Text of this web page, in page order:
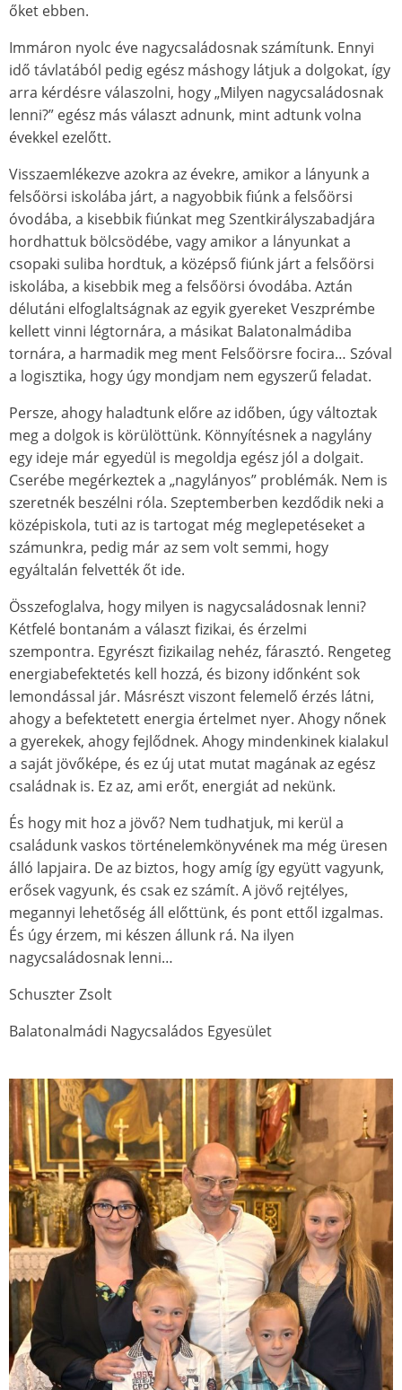
őket ebben.
Immáron nyolc éve nagycsaládosnak számítunk. Ennyi
idő távlatából pedig egész máshogy látjuk a dolgokat, így
arra kérdésre válaszolni, hogy „Milyen nagycsaládosnak
lenni?” egész más választ adnunk, mint adtunk volna
évekkel ezelőtt.
Visszaemlékezve azokra az évekre, amikor a lányunk a
felsőörsi iskolába járt, a nagyobbik fiúnk a felsőörsi
óvodába, a kisebbik fiúnkat meg Szentkirályszabadjára
hordhattuk bölcsödébe, vagy amikor a lányunkat a
csopaki suliba hordtuk, a középső fiúnk járt a felsőörsi
iskolába, a kisebbik meg a felsőörsi óvodába. Aztán
délutáni elfoglaltságnak az egyik gyereket Veszprémbe
kellett vinni légtornára, a másikat Balatonalmádiba
tornára, a harmadik meg ment Felsőörsre focira… Szóval
a logisztika, hogy úgy mondjam nem egyszerű feladat.
Persze, ahogy haladtunk előre az időben, úgy változtak
meg a dolgok is körülöttünk. Könnyítésnek a nagylány
egy ideje már egyedül is megoldja egész jól a dolgait.
Cserébe megérkeztek a „nagylányos” problémák. Nem is
szeretnék beszélni róla. Szeptemberben kezdődik neki a
középiskola, tuti az is tartogat még meglepetéseket a
számunkra, pedig már az sem volt semmi, hogy
egyáltalán felvették őt ide.
Összefoglalva, hogy milyen is nagycsaládosnak lenni?
Kétfelé bontanám a választ fizikai, és érzelmi
szempontra. Egyrészt fizikailag nehéz, fárasztó. Rengeteg
energiabefektetés kell hozzá, és bizony időnként sok
lemondással jár. Másrészt viszont felemelő érzés látni,
ahogy a befektetett energia értelmet nyer. Ahogy nőnek
a gyerekek, ahogy fejlődnek. Ahogy mindenkinek kialakul
a saját jövőképe, és ez új utat mutat magának az egész
családnak is. Ez az, ami erőt, energiát ad nekünk.
És hogy mit hoz a jövő? Nem tudhatjuk, mi kerül a
családunk vaskos történelemkönyvének ma még üresen
álló lapjaira. De az biztos, hogy amíg így együtt vagyunk,
erősek vagyunk, és csak ez számít. A jövő rejtélyes,
megannyi lehetőség áll előttünk, és pont ettől izgalmas.
És úgy érzem, mi készen állunk rá. Na ilyen
nagycsaládosnak lenni…
Schuszter Zsolt
Balatonalmádi Nagycsaládos Egyesület